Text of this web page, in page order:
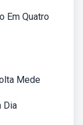
Em Quatro
Mede
Dia